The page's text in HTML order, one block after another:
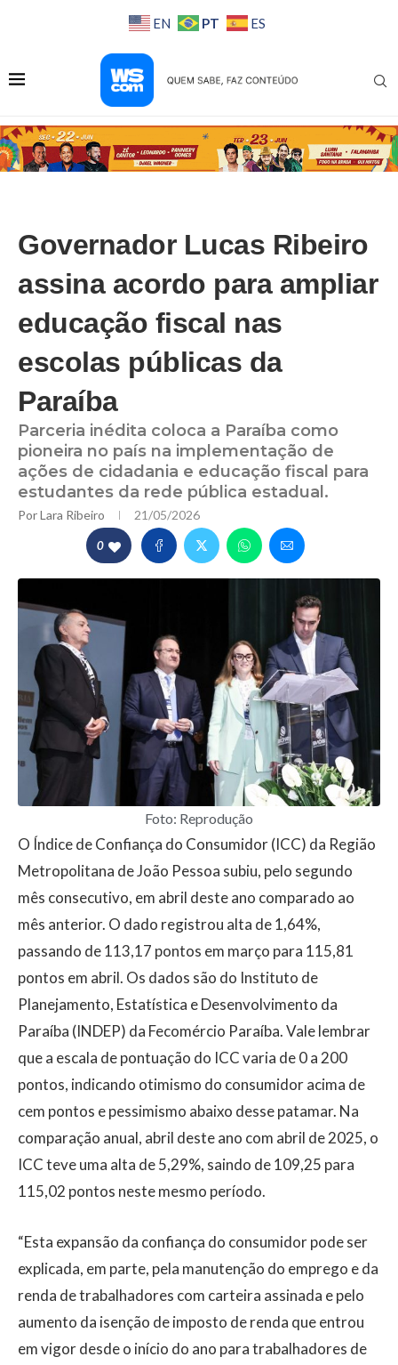
EN PT ES
Governador Lucas Ribeiro
assina acordo para ampliar
educação fiscal nas
escolas públicas da
Paraíba
Parceria inédita coloca a Paraíba como
pioneira no país na implementação de
ações de cidadania e educação fiscal para
estudantes da rede pública estadual.
PorLara Ribeiro 21/05/2026
0
Foto: Reprodução
O Índice de Confiança do Consumidor (ICC) da Região
Metropolitana de João Pessoa subiu, pelo segundo
mês consecutivo, em abril deste ano comparado ao
mês anterior. O dado registrou alta de 1,64%,
passando de 113,17 pontos em março para 115,81
pontos em abril. Os dados são do Instituto de
Planejamento, Estatística e Desenvolvimento da
Paraíba (INDEP) da Fecomércio Paraíba. Vale lembrar
que a escala de pontuação do ICC varia de 0 a 200
pontos, indicando otimismo do consumidor acima de
cem pontos e pessimismo abaixo desse patamar. Na
comparação anual, abril deste ano com abril de 2025, o
ICC teve uma alta de 5,29%, saindo de 109,25 para
115,02 pontos neste mesmo período.
“Esta expansão da confiança do consumidor pode ser
explicada, em parte, pela manutenção do emprego e da
renda de trabalhadores com carteira assinada e pelo
aumento da isenção de imposto de renda que entrou
em vigor desde o início do ano para trabalhadores de